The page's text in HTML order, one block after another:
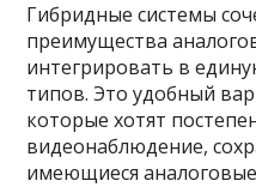
Гибридные системы
преимущества
интегрировать в
типов. Это удобный
которые хотят
видеонаблюдение,
имеющиеся